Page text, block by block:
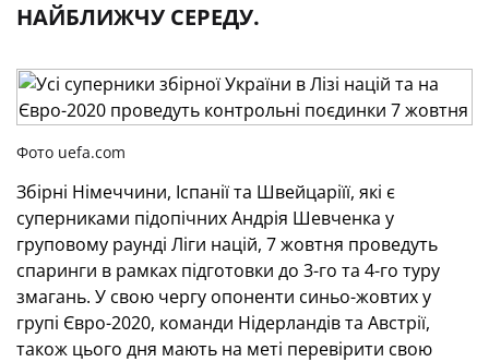
НАЙБЛИЖЧУ СЕРЕДУ.
Фото uefa.com
Збірні Німеччини, Іспанії та Швейцаріїї, які є
суперниками підопічних Андрія Шевченка у
груповому раунді Ліги націй, 7 жовтня проведуть
спаринги в рамках підготовки до 3-го та 4-го туру
змагань. У свою чергу опоненти синьо-жовтих у
групі Євро-2020, команди Нідерландів та Австрії,
також цього дня мають на меті перевірити свою